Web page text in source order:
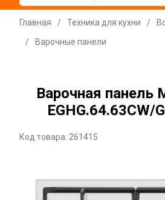
Главная / Техника для кухни /
/
Варочные панели
Варочная панель
EGHG.64.63CW/
Код товара: 261415